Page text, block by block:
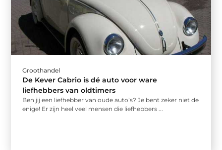
Groothandel
De Kever Cabrio is dé auto voor ware
liefhebbers van oldtimers
Ben jij een liefhebber van oude auto’s? Je bent zeker niet de
enige! Er zijn heel veel mensen die liefhebbers ...